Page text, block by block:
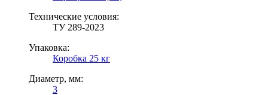
Технические условия:
ТУ 289-2023
Упаковка:
Коробка 25 кг
Диаметр, мм:
3